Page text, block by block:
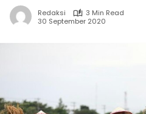
Redaksi
3 Min Read
30 September 2020